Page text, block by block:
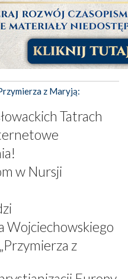
z Maryją:
Tatrach
w Nursji
Wojciechowskiego
z